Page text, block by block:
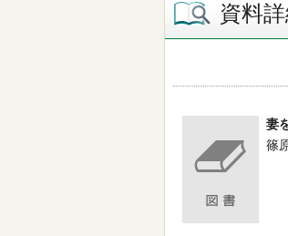
資料
妻
篠